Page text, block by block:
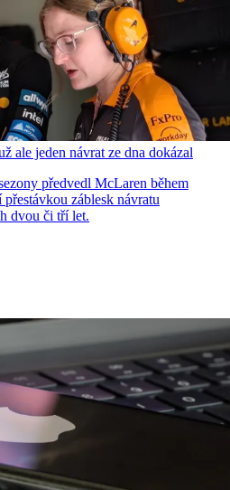
ale jeden návrat ze dna dokázal
předvedl McLaren během
záblesk návratu
dvou či tří let.